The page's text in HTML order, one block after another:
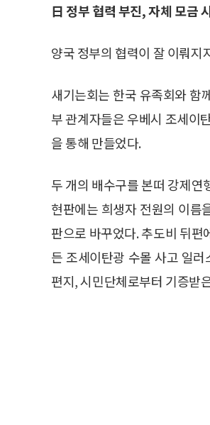
日 정부 협력 부진, 자체 모금
양국 정부의 협력이 잘 이뤄지
새기는회는 한국 유족회와 함
부 관계자들은 우베시 조세이
을 통해 만들었다.
두 개의 배수구를 본떠 강제연
현판에는 희생자 전원의 이름
판으로 바꾸었다. 추도비 뒤
든 조세이탄광 수몰 사고 일
편지, 시민단체로부터 기증받